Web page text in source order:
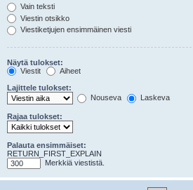
Vain teksti
Viestin otsikko
Viestiketjujen ensimmäinen viesti
Näytä tulokset:
Viestit
Aiheet
Lajittele tulokset:
Nouseva
Laskeva
Rajaa tulokset:
Palauta ensimmäiset:
RETURN_FIRST_EXPLAIN
Merkkiä viestistä.